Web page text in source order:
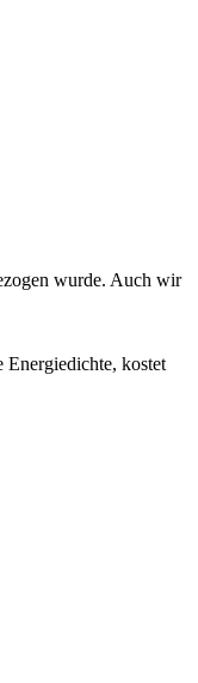
wurde. Auch wir
Energiedichte, kostet